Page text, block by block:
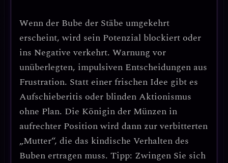
Wenn der Bube der Stäbe umgekehrt
erscheint, wird sein Potenzial blockiert oder
ins Negative verkehrt. Warnung vor
unüberlegten, impulsiven Entscheidungen aus
Frustration. Statt einer frischen Idee gibt es
Aufschieberitis oder blinden Aktionismus
ohne Plan. Die Königin der Münzen in
aufrechter Position wird dann zur verbitterten
„Mutter“, die das kindische Verhalten des
Buben ertragen muss. Tipp: Zwingen Sie sich